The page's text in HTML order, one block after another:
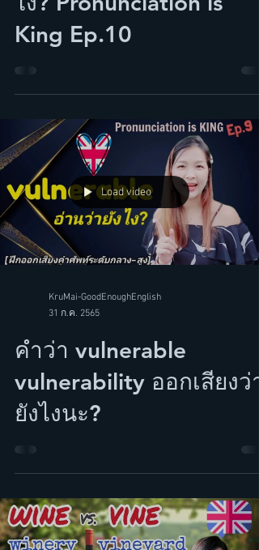
#Hierarchy ออกเสียงว่ายัง
King Ep.10
Load video
KruMai-GoodEnoughEnglish
31 ก.ค. 2565
คำว่า vulnerable
ยังไงนะ?